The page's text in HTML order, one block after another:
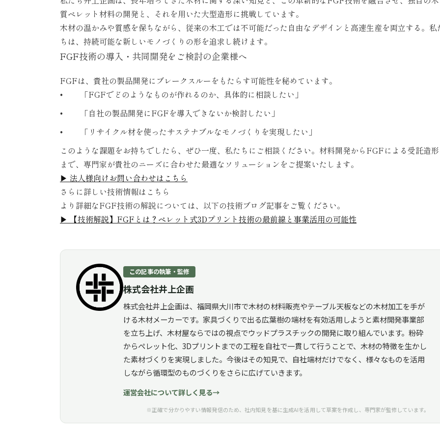
質ペレット材料の開発と、それを用いた大型造形に挑戦しています。
木材の温かみや質感を保ちながら、従来の木工では不可能だった自由なデザインと高速生産を両立する。私
ちは、持続可能な新しいモノづくりの形を追求し続けます。
FGF技術の導入・共同開発をご検討の企業様へ
FGFは、貴社の製品開発にブレークスルーをもたらす可能性を秘めています。
•
「FGFでどのようなものが作れるのか、具体的に相談したい」
•
「自社の製品開発にFGFを導入できないか検討したい」
•
「リサイクル材を使ったサステナブルなモノづくりを実現したい」
このような課題をお持ちでしたら、ぜひ一度、私たちにご相談ください。材料開発からFGFによる受託造形
まで、専門家が貴社のニーズに合わせた最適なソリューションをご提案いたします。
▶ 法人様向けお問い合わせはこちら
さらに詳しい技術情報はこちら
より詳細なFGF技術の解説については、以下の技術ブログ記事をご覧ください。
▶ 【技術解説】FGFとは？ペレット式3Dプリント技術の最前線と事業活用の可能性
この記事の執筆・監修
株式会社井上企画
株式会社井上企画は、福岡県大川市で木材の材料販売やテーブル天板などの木材加工を手が
ける木材メーカーです。家具づくりで出る広葉樹の端材を有効活用しようと素材開発事業部
を立ち上げ、木材屋ならではの視点でウッドプラスチックの開発に取り組んでいます。粉砕
からペレット化、3Dプリントまでの工程を自社で一貫して行うことで、木材の特徴を生かし
た素材づくりを実現しました。今後はその知見で、自社端材だけでなく、様々なものを活用
しながら循環型のものづくりをさらに広げていきます。
運営会社について詳しく見る
※正確で分かりやすい情報発信のため、社内知見を基に生成AIを活用して草案を作成し、専門家が監修しています。